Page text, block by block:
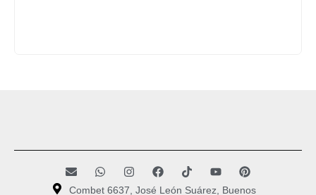
Combet 6637, José León Suárez, Buenos